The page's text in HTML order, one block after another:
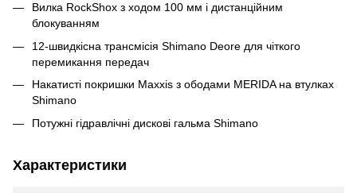
Вилка RockShox з ходом 100 мм і дистанційним
блокуванням
12-швидкісна трансмісія Shimano Deore для чіткого
перемикання передач
Накатисті покришки Maxxis з ободами MERIDA на втулках
Shimano
Потужні гідравлічні дискові гальма Shimano
Характеристики